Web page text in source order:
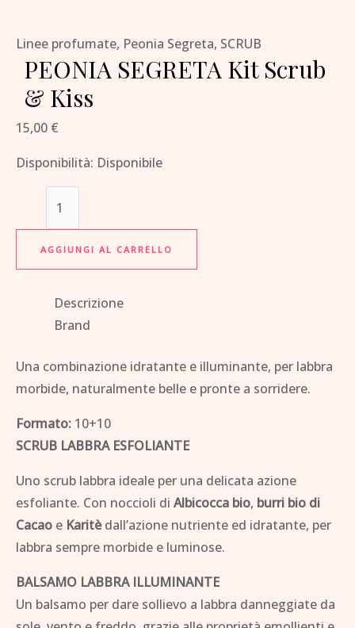
Linee profumate, Peonia Segreta, SCRUB
PEONIA SEGRETA Kit Scrub
& Kiss
15,00 €
Disponibilità: Disponibile
AGGIUNGI AL CARRELLO
Descrizione
Brand
Una combinazione idratante e illuminante, per labbra
morbide, naturalmente belle e pronte a sorridere.
Formato: 10+10
SCRUB LABBRA ESFOLIANTE
Uno scrub labbra ideale per una delicata azione
esfoliante. Con noccioli di Albicocca bio, burri bio di
Cacao e Karitèdall’azione nutriente ed idratante, per
labbra sempre morbide e luminose.
BALSAMO LABBRA ILLUMINANTE
Un balsamo per dare sollievo a labbra danneggiate da